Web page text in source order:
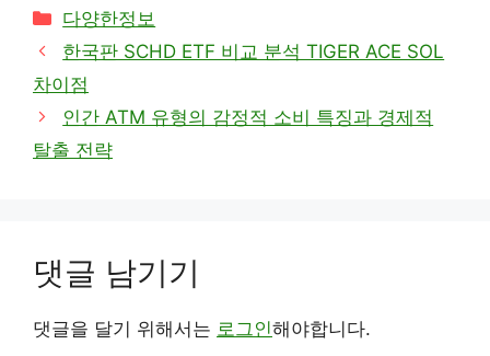
카
테
리
다양한정보
한국판 SCHD ETF 비교 분석 TIGER ACE SOL
차이점
인간 ATM 유형의 감정적 소비 특징과 경제적
탈출 전략
댓글 남기기
댓글을 달기 위해서는 로그인해야합니다.